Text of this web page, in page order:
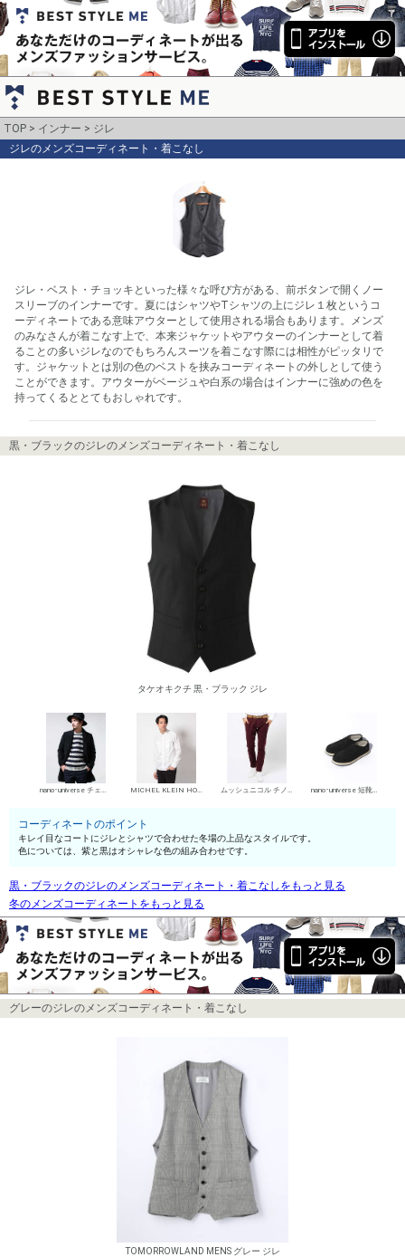
TOP インナー
ジレ
ジレのメンズコーディネート・着こなし
ジレ・ベスト・チョッキといった様々な呼び方がある、前ボタンで開くノー
スリーブのインナーです。夏にはシャツやTシャツの上にジレ１枚というコ
ーディネートである意味アウターとして使用される場合もあります。メンズ
のみなさんが着こなす上で、本来ジャケットやアウターのインナーとして着
ることの多いジレなのでもちろんスーツを着こなす際には相性がピッタリで
す。ジャケットとは別の色のベストを挟みコーディネートの外しとして使う
ことができます。アウターがベージュや白系の場合はインナーに強めの色を
持ってくるととてもおしゃれです。
黒・ブラックのジレのメンズコーディネート・着こなし
タケオキクチ 黒・ブラック ジレ
nano･universe チェスターコート MICHEL KLEIN HOMME シャツ ムッシュニコル チノパン・綿パン nano･universe 短靴・レザーシューズ
コーディネートのポイント
キレイ目なコートにジレとシャツで合わせた冬場の上品なスタイルです。
色については、紫と黒はオシャレな色の組み合わせです。
黒・ブラックのジレのメンズコーディネート・着こなしをもっと見る
冬のメンズコーディネートをもっと見る
グレーのジレのメンズコーディネート・着こなし
TOMORROWLAND MENS グレー ジレ